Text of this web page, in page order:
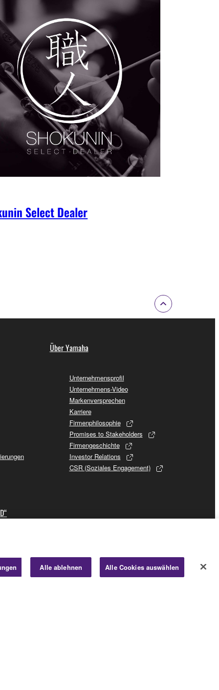
Select Dealer
Über Yamaha
Unternehmensprofil
Unternehmens-Video
Markenversprechen
Karriere
Firmenphilosophie
Promises to Stakeholders
Firmengeschichte
Investor Relations
CSR (Soziales Engagement)
Alle ablehnen Alle Cookies auswählen